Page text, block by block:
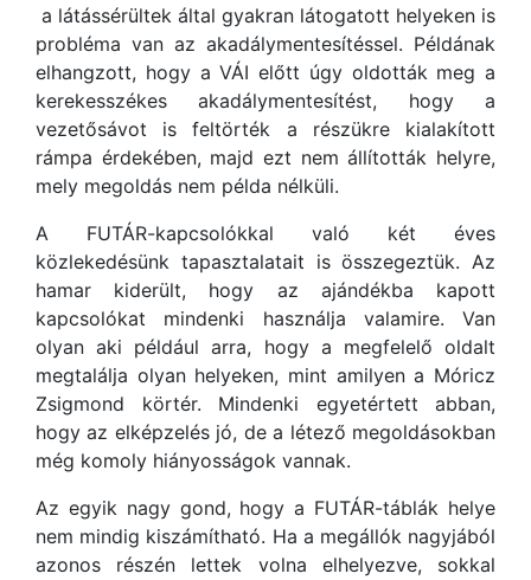
a látássérültek által gyakran látogatott helyeken is
probléma van az akadálymentesítéssel. Példának
elhangzott, hogy a VÁI előtt úgy oldották meg a
kerekesszékes akadálymentesítést, hogy a
vezetősávot is feltörték a részükre kialakított
rámpa érdekében, majd ezt nem állították helyre,
mely megoldás nem példa nélküli.
A FUTÁR-kapcsolókkal való két éves
közlekedésünk tapasztalatait is összegeztük. Az
hamar kiderült, hogy az ajándékba kapott
kapcsolókat mindenki használja valamire. Van
olyan aki például arra, hogy a megfelelő oldalt
megtalálja olyan helyeken, mint amilyen a Móricz
Zsigmond körtér. Mindenki egyetértett abban,
hogy az elképzelés jó, de a létező megoldásokban
még komoly hiányosságok vannak.
Az egyik nagy gond, hogy a FUTÁR-táblák helye
nem mindig kiszámítható. Ha a megállók nagyjából
azonos részén lettek volna elhelyezve, sokkal